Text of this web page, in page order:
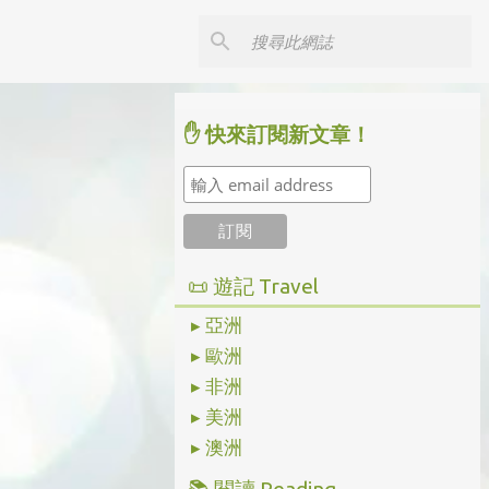
✋ 快來訂閱新文章！
📜 遊記 Travel
▸ 亞洲
▸ 歐洲
▸ 非洲
▸ 美洲
▸ 澳洲